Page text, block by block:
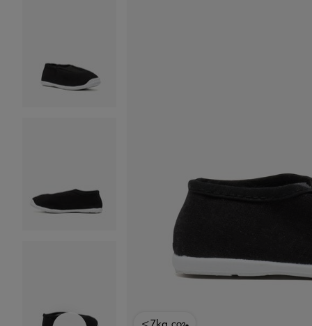
<7kg
<7kg
<7kg
<7kg
<7kg
<7kg